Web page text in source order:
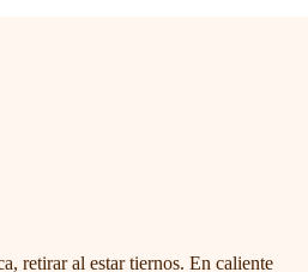
retirar al estar tiernos. En caliente